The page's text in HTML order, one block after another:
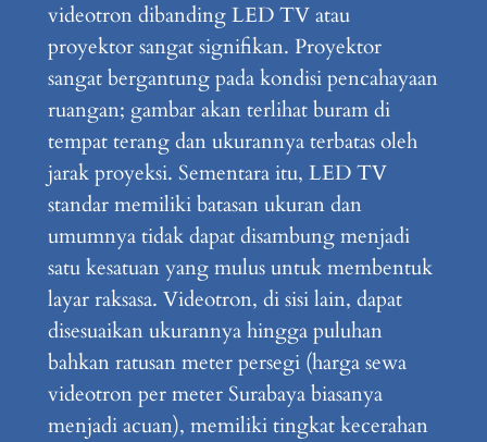
videotron dibanding LED TV atau
proyektor sangat signifikan. Proyektor
sangat bergantung pada kondisi pencahayaan
ruangan; gambar akan terlihat buram di
tempat terang dan ukurannya terbatas oleh
jarak proyeksi. Sementara itu, LED TV
standar memiliki batasan ukuran dan
umumnya tidak dapat disambung menjadi
satu kesatuan yang mulus untuk membentuk
layar raksasa. Videotron, di sisi lain, dapat
disesuaikan ukurannya hingga puluhan
bahkan ratusan meter persegi (harga sewa
videotron per meter Surabaya biasanya
menjadi acuan), memiliki tingkat kecerahan